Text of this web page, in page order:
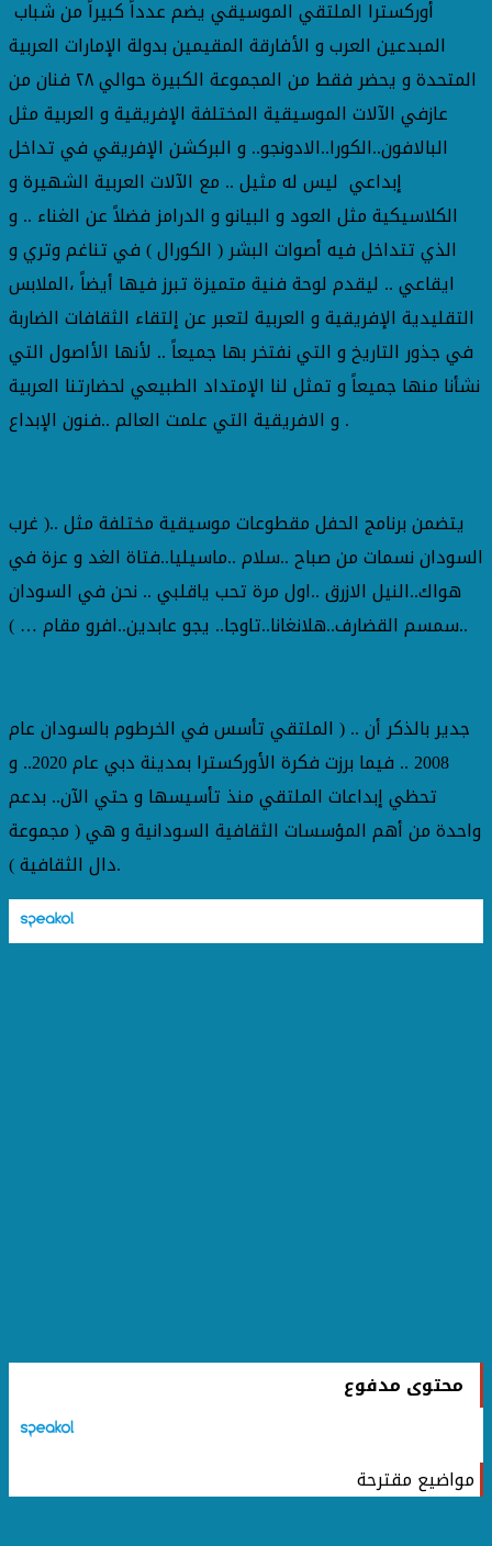
المبدعين العرب و الأفارقة المقيمين بدولة الإمارات العربية
المتحدة و يحضر فقط من المجموعة الكبيرة حوالي ٢٨ فنان من
عازفي الآلات الموسيقية المختلفة الإفريقية و العربية مثل
البالافون..الكورا..الادونجو.. و البركشن الإفريقي في تداخل
إبداعي ليس له مثيل .. مع الآلات العربية الشهيرة و
الكلاسيكية مثل العود و البيانو و الدرامز فضلاً عن الغناء .. و
الذي تتداخل فيه أصوات البشر ( الكورال ) في تناغم وتري و
ايقاعي .. ليقدم لوحة فنية متميزة تبرز فيها أيضاً ،الملابس
التقليدية الإفريقية و العربية لتعبر عن إلتقاء الثقافات الضاربة
في جذور التاريخ و التي نفتخر بها جميعاً .. لأنها الأاصول التي
نشأنا منها جميعاً و تمثل لنا الإمتداد الطبيعي لحضارتنا العربية
و الافريقية التي علمت العالم ..فنون الإبداع .
يتضمن برنامج الحفل مقطوعات موسيقية مختلفة مثل ..( غرب
السودان نسمات من صباح ..سلام ..ماسيليا..فتاة الغد و عزة في
هواك..النيل الازرق ..اول مرة تحب ياقلبي .. نحن في السودان
..سمسم القضارف..هلانغانا..تاوجا.. يجو عابدين..افرو مقام … )
جدير بالذكر أن .. ( الملتقي تأسس في الخرطوم بالسودان عام
2008 .. فيما برزت فكرة الأوركسترا بمدينة دبي عام 2020.. و
تحظي إبداعات الملتقي منذ تأسيسها و حتي الآن.. بدعم
واحدة من أهم المؤسسات الثقافية السودانية و هي ( مجموعة
دال الثقافية ).
محتوى مدفوع
مواضيع مقترحة